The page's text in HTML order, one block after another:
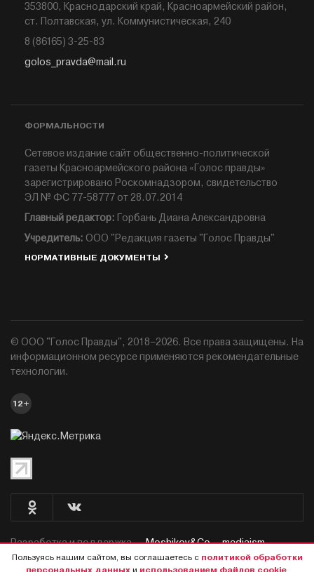
353800, Краснодарский край, Красноармейский район,
ст. Полтавская, ул. Коммунистическая, 240
8 (86165) 3-25-83
golos_pravda@mail.ru
ФОРМАЛЬНОСТИ
Сетевое издание сайт общественно-политической
газеты Красноармейского района «Голос правды»
зарегистрировано Роскомнадзором, свидетельство
ЭЛ № ФС 77-58777 от 28.07.2014
Главный редактор: Горбань Диана Александровна
Учредитель: ООО "Редакция газеты "Голос Правды"
НОРМАТИВНЫЕ ДОКУМЕНТЫ
© ООО "Голос Правды", 2018–2026. Все права защищены. На
информационном ресурсе применяются рекомендательные
технологии.
12+
Разработка и поддержка —Moshikov&Co. - mediaism.
Пользуясь нашим сайтом, вы соглашаетесь с политикой обработки